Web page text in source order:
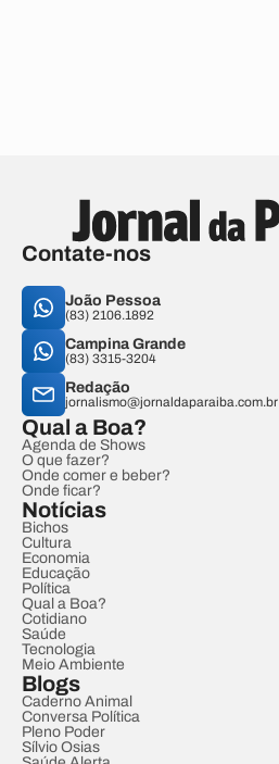
Contate-nos
João Pessoa
(83) 2106.1892
Campina Grande
(83) 3315-3204
Redação
jornalismo@jornaldaparaiba.com.br
Qual a Boa?
Agenda de Shows
O que fazer?
Onde comer e beber?
Onde ficar?
Notícias
Bichos
Cultura
Economia
Educação
Política
Qual a Boa?
Cotidiano
Saúde
Tecnologia
Meio Ambiente
Blogs
Caderno Animal
Conversa Política
Pleno Poder
Sílvio Osias